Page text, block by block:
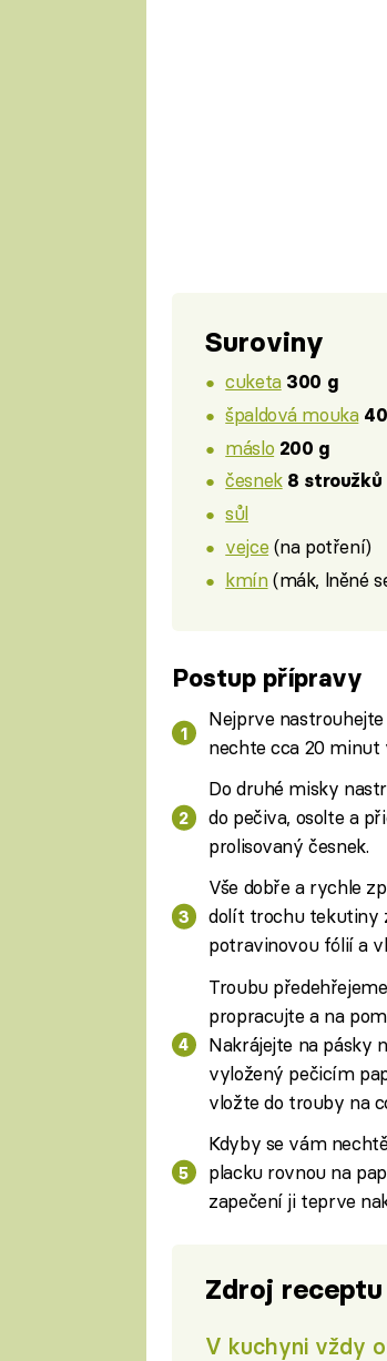
Suroviny
cuketa 300 g
špaldová mouka
máslo 200 g
česnek 8 stroužků
sůl
vejce (na potření)
kmín(mák, lněné
Postup přípravy
Nejprve nastrouhejte
nechte cca 20 minut
Do druhé misky
do pečiva, osolte a
prolisovaný česnek.
Vše dobře a rychle
dolít trochu tekutiny
potravinovou fólií a
Troubu
propracujte a na
Nakrájejte na pásky
vyložený pečicím
vložte do trouby na
Kdyby se vám
placku rovnou na
zapečení ji teprve
Zdroj receptu
V kuchyni vždy